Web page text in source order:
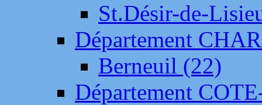
St.Désir-de-
Département
Berneuil (22)
Département